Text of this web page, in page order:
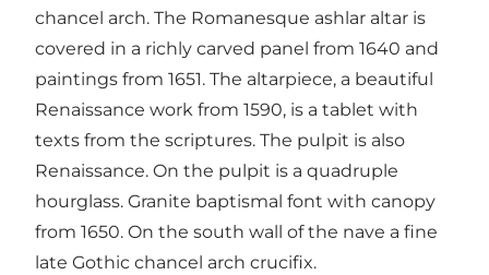
chancel arch. The Romanesque ashlar altar is
covered in a richly carved panel from 1640 and
paintings from 1651. The altarpiece, a beautiful
Renaissance work from 1590, is a tablet with
texts from the scriptures. The pulpit is also
Renaissance. On the pulpit is a quadruple
hourglass. Granite baptismal font with canopy
from 1650. On the south wall of the nave a fine
late Gothic chancel arch crucifix.